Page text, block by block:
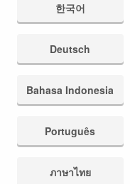
한국어
Deutsch
Bahasa Indonesia
Português
ภาษาไทย
Todas las Edades
Doujin
Cómic
Cómics Shounen, Shoujo y